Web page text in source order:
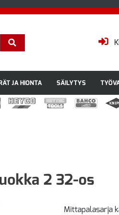
JA HIONTA SÄILYTYS
2 32-os
Mittapalasarja